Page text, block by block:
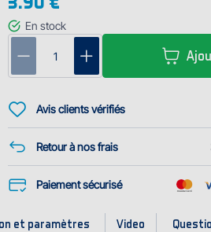
toujours en avance sur d'autres pêcheurs.
pour l'eau froide et également pour la
À appliquer directement sur l'appât ou
produits PVA.
Conseil d...
En stock
Avis clients vérifiés
Retour à nos frais
Paiement sécurisé
et paramètres Video